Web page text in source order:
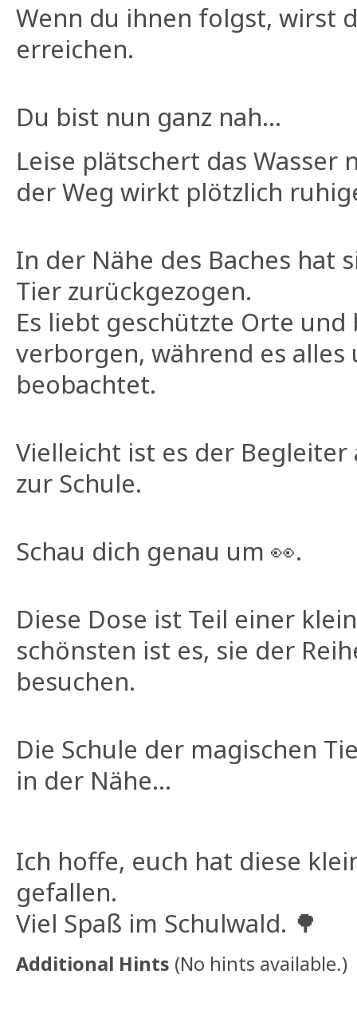
Wenn du ihnen folgst, wirst
erreichen.
Du bist nun ganz nah...
Leise plätschert das Wasser
der Weg wirkt plötzlich
In der Nähe des Baches hat
Tier zurückgezogen.
Es liebt geschützte Orte
verborgen, während es alles
beobachtet.
Vielleicht ist es der
zur Schule.
Schau dich genau um 👀.
Diese Dose ist Teil einer
schönsten ist es, sie der
besuchen.
Die Schule der magischen
in der Nähe...
Ich hoffe, euch hat diese
gefallen.
Viel Spaß im Schulwald. 🌳
Additional Hints (No hints available.)